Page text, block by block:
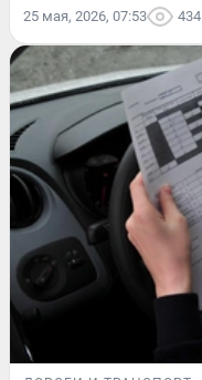
25 мая, 2026, 07:53 434